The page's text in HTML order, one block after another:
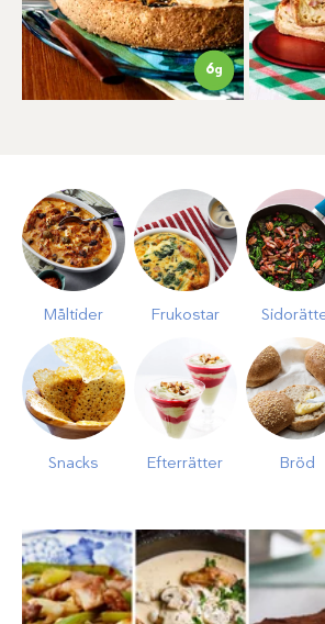
6g
Måltider Frukostar
Snacks Efterrätter Bröd